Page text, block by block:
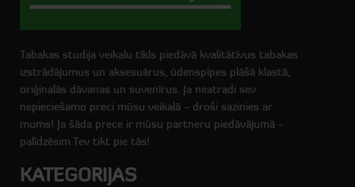
Tabakas studija veikalu tīkls piedāvā kvalitātīvus tabakas
izstrādājumus un aksesuārus, ūdenspīpes plāšā klastā,
oriģinalās dāvanas un suvenīrus. Ja neatradi sev
nepieciešamo preci mūsu veikalā - droši sazinies ar
mums! Ja šāda prece ir mūsu partneru piedāvājumā -
palīdzēsim Tev tikt pie tās!
KATEGORIJAS